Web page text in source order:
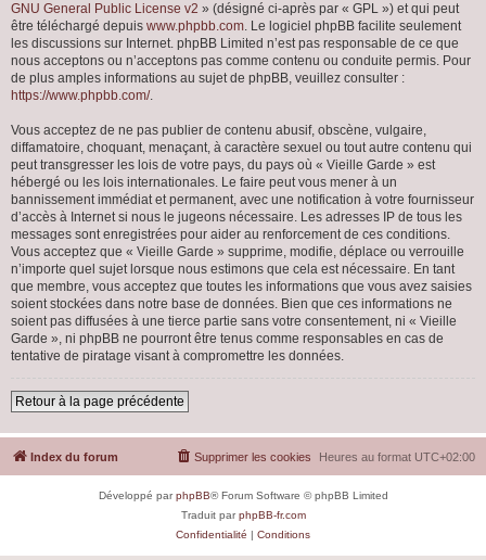
GNU General Public License v2 » (désigné ci-après par « GPL ») et qui peut
être téléchargé depuis www.phpbb.com. Le logiciel phpBB facilite seulement
les discussions sur Internet. phpBB Limited n’est pas responsable de ce que
nous acceptons ou n’acceptons pas comme contenu ou conduite permis. Pour
de plus amples informations au sujet de phpBB, veuillez consulter :
https://www.phpbb.com/.
Vous acceptez de ne pas publier de contenu abusif, obscène, vulgaire,
diffamatoire, choquant, menaçant, à caractère sexuel ou tout autre contenu qui
peut transgresser les lois de votre pays, du pays où « Vieille Garde » est
hébergé ou les lois internationales. Le faire peut vous mener à un
bannissement immédiat et permanent, avec une notification à votre fournisseur
d’accès à Internet si nous le jugeons nécessaire. Les adresses IP de tous les
messages sont enregistrées pour aider au renforcement de ces conditions.
Vous acceptez que « Vieille Garde » supprime, modifie, déplace ou verrouille
n’importe quel sujet lorsque nous estimons que cela est nécessaire. En tant
que membre, vous acceptez que toutes les informations que vous avez saisies
soient stockées dans notre base de données. Bien que ces informations ne
soient pas diffusées à une tierce partie sans votre consentement, ni « Vieille
Garde », ni phpBB ne pourront être tenus comme responsables en cas de
tentative de piratage visant à compromettre les données.
Retour à la page précédente
Index du forum Heures au format UTC+02:00
Supprimer les cookies
Développé parphpBB® Forum Software © phpBB Limited
Traduit parphpBB-fr.com
Confidentialité | Conditions